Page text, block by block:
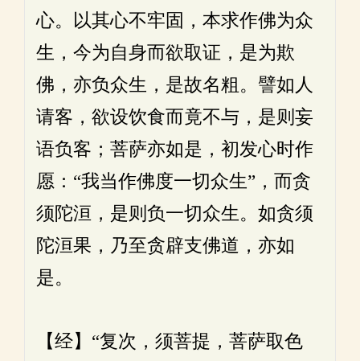
心。以其心不牢固，本求作佛为众
生，今为自身而欲取证，是为欺
佛，亦负众生，是故名粗。譬如人
请客，欲设饮食而竟不与，是则妄
语负客；菩萨亦如是，初发心时作
愿：“我当作佛度一切众生”，而贪
须陀洹，是则负一切众生。如贪须
陀洹果，乃至贪辟支佛道，亦如
是。
【经】“复次，须菩提，菩萨取色